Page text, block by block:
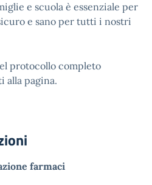
e scuola è essenziale per
e sano per tutti i nostri
protocollo completo
alla pagina.
farmaci